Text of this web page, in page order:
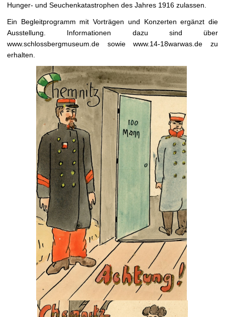
Hunger- und Seuchenkatastrophen des Jahres 1916 zulassen.
Ein Begleitprogramm mit Vorträgen und Konzerten ergänzt die
Ausstellung. Informationen dazu sind über
www.schlossbergmuseum.de sowie www.14-18warwas.de zu
erhalten.